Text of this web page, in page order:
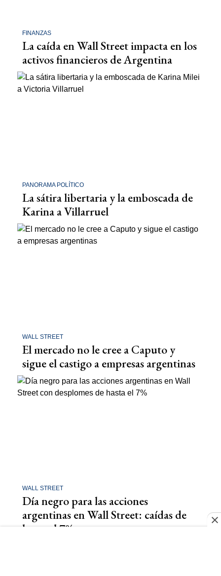
FINANZAS
La caída en Wall Street impacta en los
activos financieros de Argentina
PANORAMA POLÍTICO
La sátira libertaria y la emboscada de
Karina a Villarruel
WALL STREET
El mercado no le cree a Caputo y
sigue el castigo a empresas argentinas
WALL STREET
Día negro para las acciones
argentinas en Wall Street: caídas de
hasta el 7%